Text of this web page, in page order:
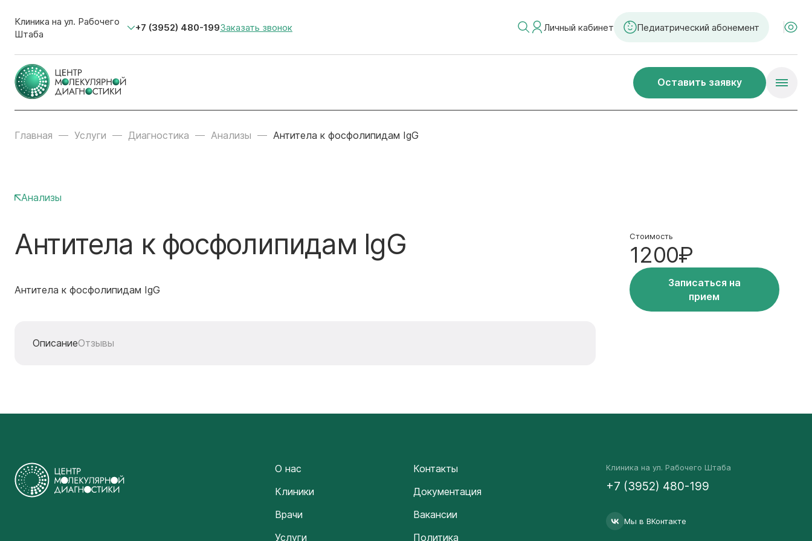
Клиника на ул. Рабочего
Штаба
+7 (3952) 480-199Заказать звонок Личный кабинет Педиатрический абонемент
Оставить заявку
Главная Услуги Диагностика Анализы Антитела к фосфолипидам IgG
Анализы
Антитела к фосфолипидам IgG
Антитела к фосфолипидам IgG
ОписаниеОтзывы
Стоимость
1200₽
Записаться на
прием
О нас
Клиники
Врачи
Услуги
Контакты
Документация
Вакансии
Политика
Клиника на ул. Рабочего Штаба
+7 (3952) 480-199
Мы в ВКонтакте